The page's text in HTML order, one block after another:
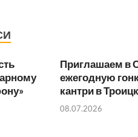
Приглашаем в
ежегодную
кантри в
08.07.2026